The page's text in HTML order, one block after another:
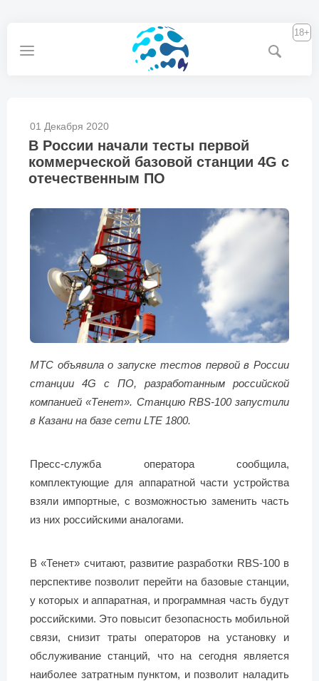
18+
01 Декабря 2020
В России начали тесты первой
коммерческой базовой станции 4G с
отечественным ПО
МТС объявила о запуске тестов первой в России
станции 4G с ПО, разработанным российской
компанией «Тенет». Станцию RBS-100 запустили
в Казани на базе сети LTE 1800.
Пресс-служба оператора сообщила,
комплектующие для аппаратной части устройства
взяли импортные, с возможностью заменить часть
из них российскими аналогами.
В «Тенет» считают, развитие разработки RBS-100 в
перспективе позволит перейти на базовые станции,
у которых и аппаратная, и программная часть будут
российскими. Это повысит безопасность мобильной
связи, снизит траты операторов на установку и
обслуживание станций, что на сегодня является
наиболее затратным пунктом, и позволит наладить